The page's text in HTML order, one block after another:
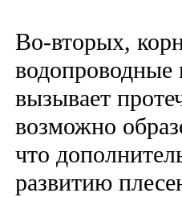
Во-вторых,
водопроводные
вызывает
возможно
что
развитию